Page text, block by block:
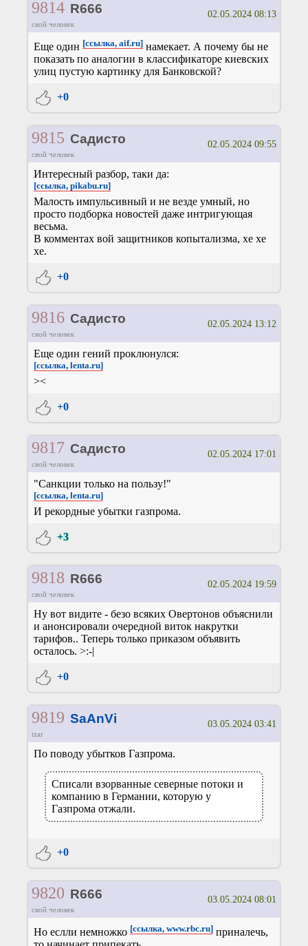
9814 R666
свой человек
02.05.2024 08:13
Еще один [ссылка, aif.ru] намекает. А почему бы не
показать по аналогии в классификаторе киевских
улиц пустую картинку для Банковской?
+0
9815 Садисто
свой человек
02.05.2024 09:55
Интересный разбор, таки да:
[ссылка, pikabu.ru]
Малость импульсивный и не везде умный, но
просто подборка новостей даже интригующая
весьма.
В комментах вой защитников копытализма, хе хе
хе.
+0
9816 Садисто
свой человек
02.05.2024 13:12
Еще один гений проклюнулся:
[ссылка, lenta.ru]
><
+0
9817 Садисто
свой человек
02.05.2024 17:01
"Санкции только на пользу!"
[ссылка, lenta.ru]
И рекордные убытки газпрома.
+3
9818 R666
свой человек
02.05.2024 19:59
Ну вот видите - безо всяких Овертонов объяснили
и анонсировали очередной виток накрутки
тарифов.. Теперь только приказом объявить
осталось. >:-|
+0
9819 SaAnVi
tzar
03.05.2024 03:41
По поводу убытков Газпрома.
Списали взорванные северные потоки и
компанию в Германии, которую у
Газпрома отжали.
+0
9820 R666
свой человек
03.05.2024 08:01
Но еслли немножко [ссылка, www.rbc.ru] приналечь,